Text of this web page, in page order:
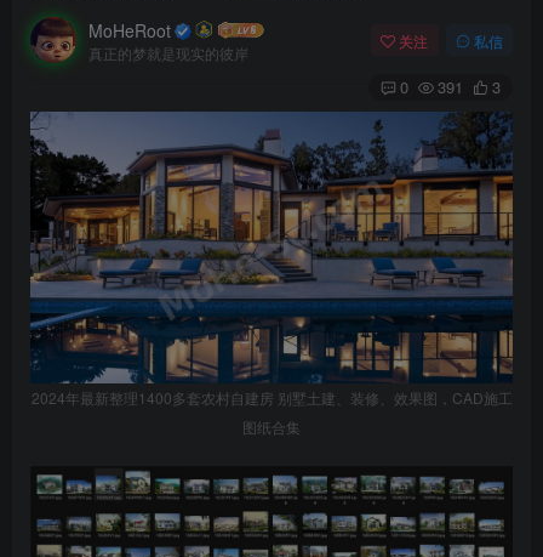
MoHeRoot
真正的梦就是现实的彼岸
关注 私信
0 391 3
2024年最新整理1400多套农村自建房 别墅土建、装修、效果图，CAD施工
图纸合集